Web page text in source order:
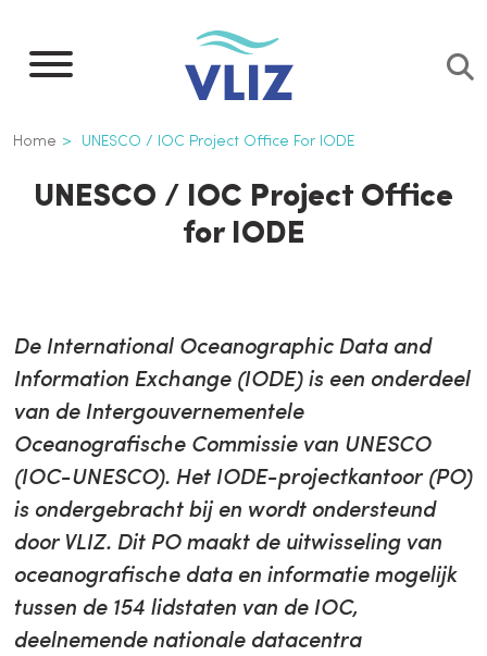
naar
inhoud
gaan
Kruimelpad
Home UNESCO / IOC Project Office For IODE
UNESCO / IOC Project Office
for IODE
De International Oceanographic Data and
Information Exchange (IODE) is een onderdeel
van de Intergouvernementele
Oceanografische Commissie van UNESCO
(IOC-UNESCO). Het IODE-projectkantoor (PO)
is ondergebracht bij en wordt ondersteund
door VLIZ. Dit PO maakt de uitwisseling van
oceanografische data en informatie mogelijk
tussen de 154 lidstaten van de IOC,
deelnemende nationale datacentra